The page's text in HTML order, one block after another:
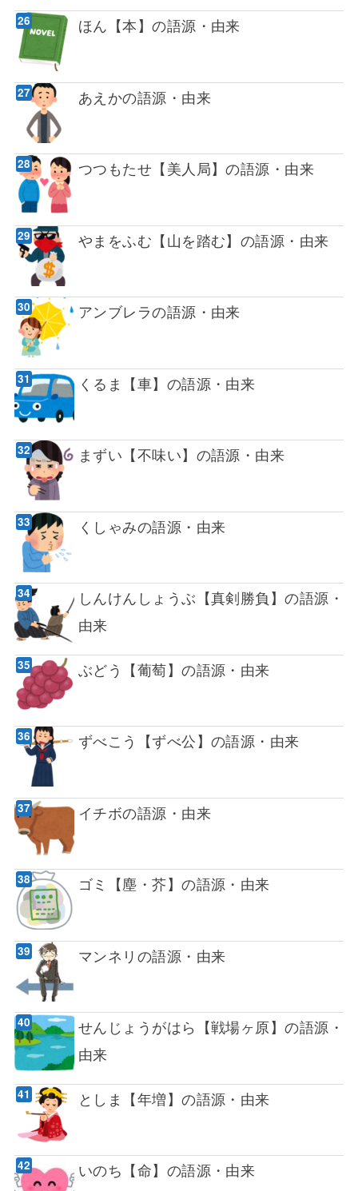
ほん【本】の語源・由来
あえかの語源・由来
つつもたせ【美人局】の語源・由来
やまをふむ【山を踏む】の語源・由来
アンブレラの語源・由来
くるま【車】の語源・由来
まずい【不味い】の語源・由来
くしゃみの語源・由来
しんけんしょうぶ【真剣勝負】の語源・
由来
ぶどう【葡萄】の語源・由来
ずべこう【ずべ公】の語源・由来
イチボの語源・由来
ゴミ【塵・芥】の語源・由来
マンネリの語源・由来
せんじょうがはら【戦場ヶ原】の語源・
由来
としま【年増】の語源・由来
いのち【命】の語源・由来